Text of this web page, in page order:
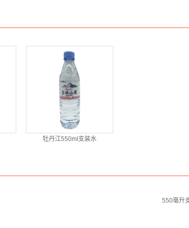
牡丹江550ml支装水
550毫升